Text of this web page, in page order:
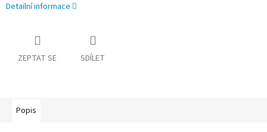
Detailní informace
ZEPTAT SE SDÍLET
Popis